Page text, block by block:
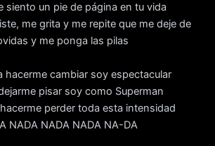
siento un pie de página en tu vida
me grita y me repite que me deje de
y me ponga las pilas
hacerme cambiar soy espectacular
pisar soy como Superman
perder toda esta intensidad
NADA NADA NADA NA-DA